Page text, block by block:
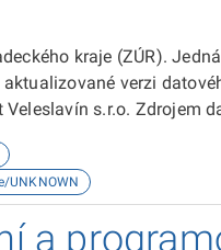
kraje (ZÚR).
verzi
s.r.o. Zdrojem
a